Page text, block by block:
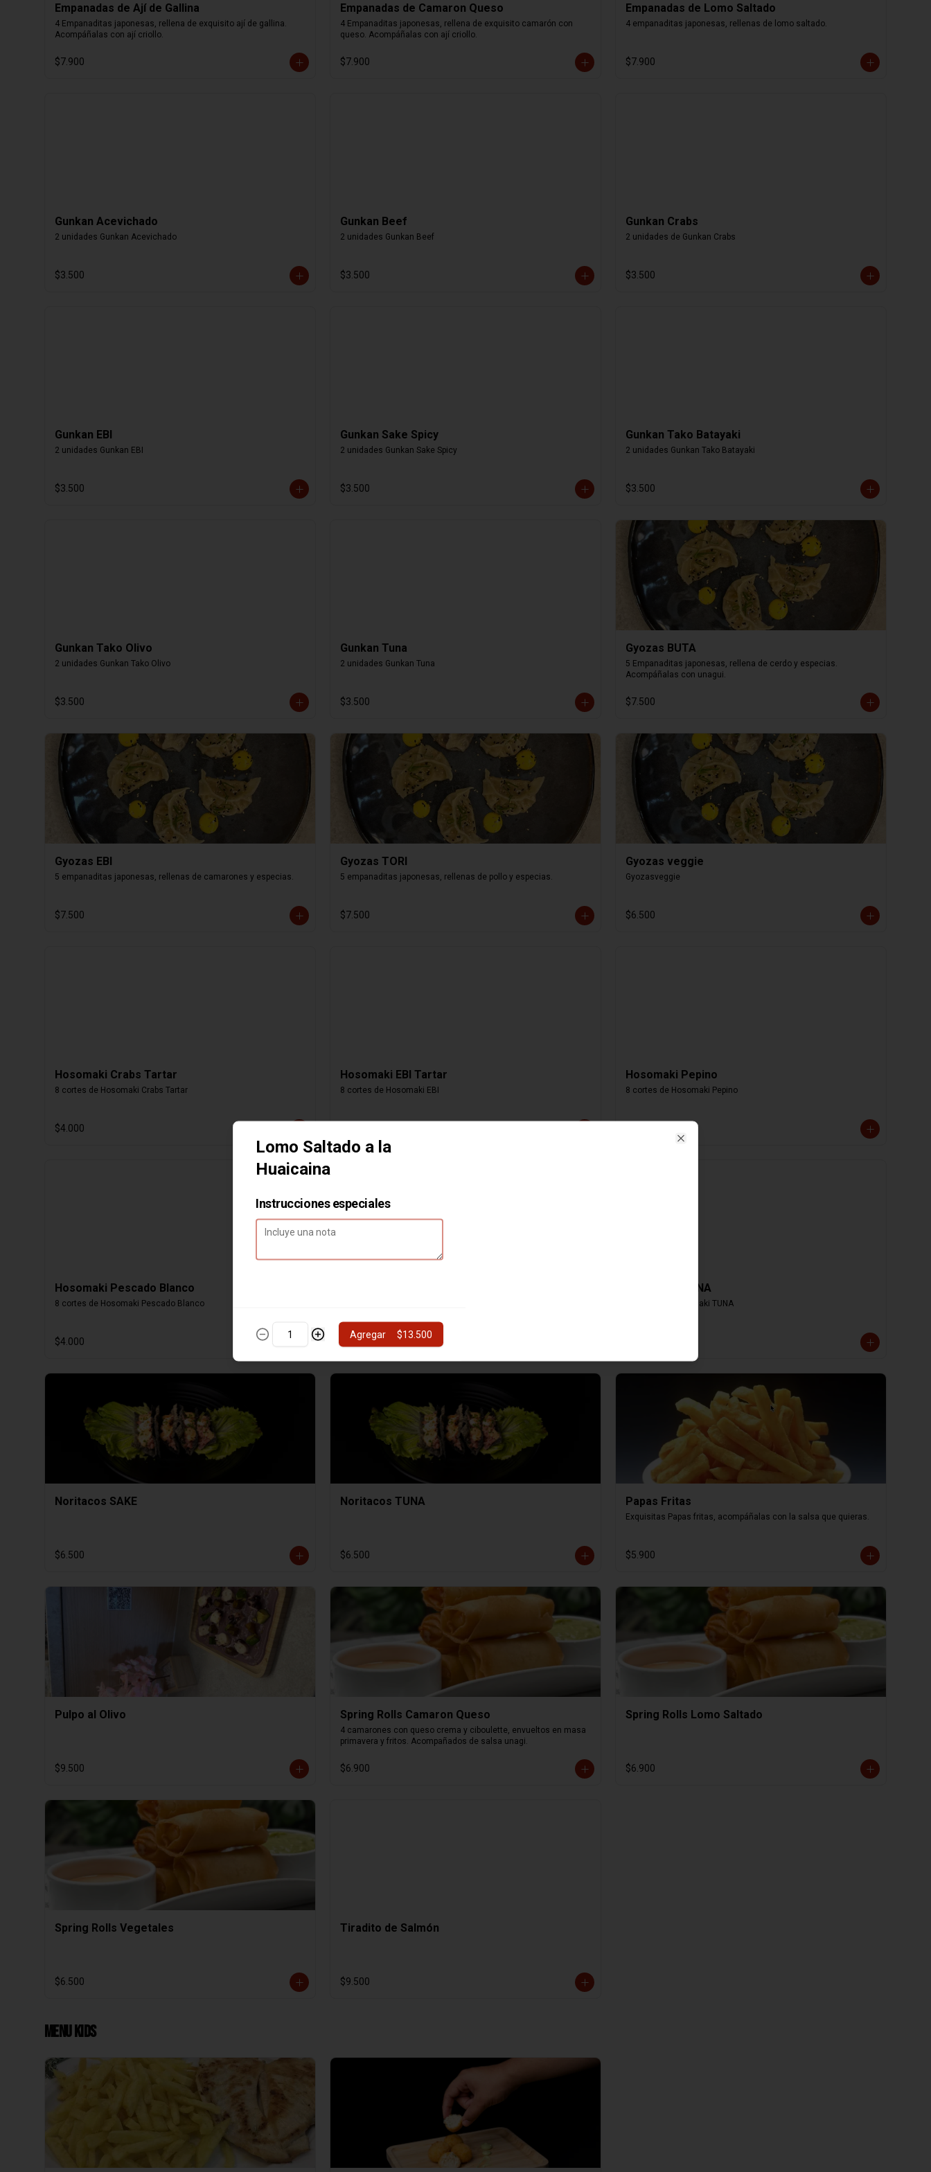
Empanadas de Ají de Gallina
4 Empanaditas japonesas, rellena de exquisito ají de gallina.
Acompáñalas con ají criollo.
$7.900
Empanadas de Camaron Queso
4 Empanaditas japonesas, rellena de exquisito camarón con
queso. Acompáñalas con ají criollo.
$7.900
Empanadas de Lomo Saltado
4 empanaditas japonesas, rellenas de lomo saltado.
$7.900
Gunkan Acevichado
2 unidades Gunkan Acevichado
$3.500
Gunkan Beef
2 unidades Gunkan Beef
$3.500
Gunkan Crabs
2 unidades de Gunkan Crabs
$3.500
Gunkan EBI
2 unidades Gunkan EBI
$3.500
Gunkan Sake Spicy
2 unidades Gunkan Sake Spicy
$3.500
Gunkan Tako Batayaki
2 unidades Gunkan Tako Batayaki
$3.500
Gunkan Tako Olivo
2 unidades Gunkan Tako Olivo
$3.500
Gunkan Tuna
2 unidades Gunkan Tuna
$3.500
Gyozas BUTA
5 Empanaditas japonesas, rellena de cerdo y especias.
Acompáñalas con unagui.
$7.500
Gyozas EBI
5 empanaditas japonesas, rellenas de camarones y especias.
$7.500
Gyozas TORI
5 empanaditas japonesas, rellenas de pollo y especias.
$7.500
Gyozas veggie
Gyozasveggie
$6.500
Hosomaki Crabs Tartar
8 cortes de Hosomaki Crabs Tartar
$4.000
Hosomaki EBI Tartar
8 cortes de Hosomaki EBI
Hosomaki Pepino
8 cortes de Hosomaki Pepino
Hosomaki Pescado Blanco
8 cortes de Hosomaki Pescado Blanco
$4.000 $4.000
Hosomaki TUNA
8 cortes de Hosomaki TUNA
Noritacos SAKE
$6.500
Noritacos TUNA
$6.500
Papas Fritas
Exquisitas Papas fritas, acompáñalas con la salsa que quieras.
$5.900
Pulpo al Olivo
$9.500
Spring Rolls Camaron Queso
4 camarones con queso crema y ciboulette, envueltos en masa
primavera y fritos. Acompañados de salsa unagi.
$6.900
Spring Rolls Lomo Saltado
$6.900
Spring Rolls Vegetales
$6.500
Tiradito de Salmón
$9.500
Menu Kids
Lomo Saltado a la
Huaicaina
Instrucciones especiales
Agregar $13.500